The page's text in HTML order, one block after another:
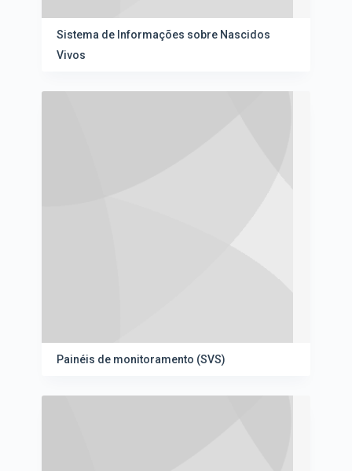
Sistema de Informações sobre Nascidos
Vivos
Painéis de monitoramento (SVS)